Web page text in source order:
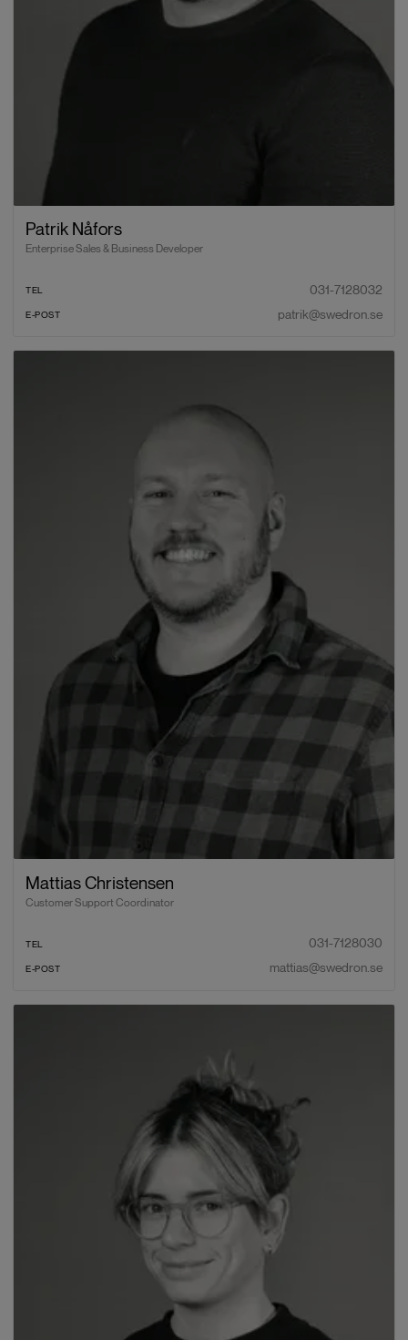
Patrik Nåfors
Enterprise Sales & Business Developer
TEL 031-7128032
E-POST patrik@swedron.se
Mattias Christensen
Customer Support Coordinator
TEL 031-7128030
E-POST mattias@swedron.se